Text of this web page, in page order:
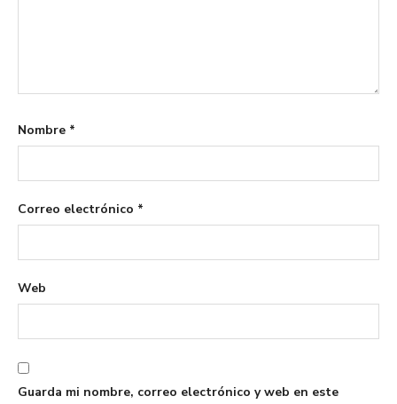
Nombre *
Correo electrónico *
Web
Guarda mi nombre, correo electrónico y web en este